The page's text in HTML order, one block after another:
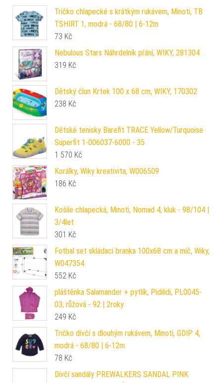
Tričko chlapecké s krátkým rukávem, Minoti, TB
TSHIRT 1, modrá - 68/80 | 6-12m
73 Kč
Nebulous Stars Náhrdelník přání, WIKY, 281304
319 Kč
Dětský člun Krtek 100 x 68 cm, WIKY, 170302
238 Kč
Dětské tenisky Barefit TRACE Yellow/Turquoise
Superfit 1-006037-6000 - 35
1 570 Kč
Korálky, Wiky kreativita, W006509
186 Kč
Košile chlapecká, Minoti, Nomad 4, kluk - 98/104 |
3/4let
301 Kč
Fotbal set skládací branka 100x68 cm a míč, Wiky,
W047354
552 Kč
pláštěnka Salamander + pytlík, Pidilidi, PL0045-
03, růžová - 92 | 2roky
249 Kč
Tričko dívčí s dlouhým rukávem, Minoti, GDIP 4,
modrá - 68/80 | 6-12m
78 Kč
Dívčí sandály PREWALKERS SANDAL PINK